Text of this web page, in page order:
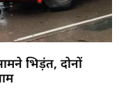
भिड़ंत, दोनों